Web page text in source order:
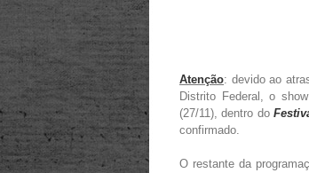
Atenção: devido ao
Distrito Federal, o
(27/11), dentro do
confirmado.
O restante da